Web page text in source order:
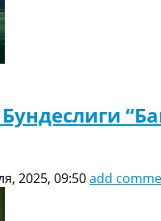
2025, 09:50add